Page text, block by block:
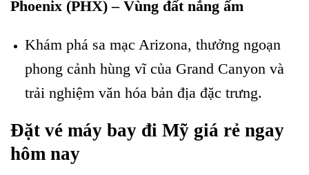
Phoenix (PHX) – Vùng đất nắng ấm
Khám phá sa mạc Arizona, thưởng ngoạn
phong cảnh hùng vĩ của Grand Canyon và
trải nghiệm văn hóa bản địa đặc trưng.
Đặt vé máy bay đi Mỹ giá rẻ ngay
hôm nay